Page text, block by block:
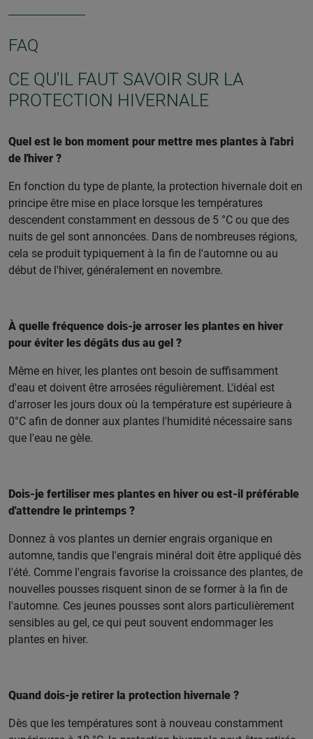
FAQ
CE QU'IL FAUT SAVOIR SUR LA
PROTECTION HIVERNALE
Quel est le bon moment pour mettre mes plantes à l'abri
de l'hiver ?
En fonction du type de plante, la protection hivernale doit en
principe être mise en place lorsque les températures
descendent constamment en dessous de 5 °C ou que des
nuits de gel sont annoncées. Dans de nombreuses régions,
cela se produit typiquement à la fin de l'automne ou au
début de l'hiver, généralement en novembre.
À quelle fréquence dois-je arroser les plantes en hiver
pour éviter les dégâts dus au gel ?
Même en hiver, les plantes ont besoin de suffisamment
d'eau et doivent être arrosées régulièrement. L'idéal est
d'arroser les jours doux où la température est supérieure à
0°C afin de donner aux plantes l'humidité nécessaire sans
que l'eau ne gèle.
Dois-je fertiliser mes plantes en hiver ou est-il préférable
d'attendre le printemps ?
Donnez à vos plantes un dernier engrais organique en
automne, tandis que l'engrais minéral doit être appliqué dès
l'été. Comme l'engrais favorise la croissance des plantes, de
nouvelles pousses risquent sinon de se former à la fin de
l'automne. Ces jeunes pousses sont alors particulièrement
sensibles au gel, ce qui peut souvent endommager les
plantes en hiver.
Quand dois-je retirer la protection hivernale ?
Dès que les températures sont à nouveau constamment